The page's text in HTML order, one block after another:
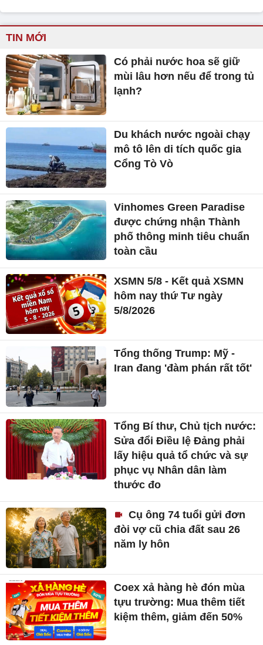
TIN MỚI
Có phải nước hoa sẽ giữ
mùi lâu hơn nếu để trong tủ
lạnh?
Du khách nước ngoài chạy
mô tô lên di tích quốc gia
Cổng Tò Vò
Vinhomes Green Paradise
được chứng nhận Thành
phố thông minh tiêu chuẩn
toàn cầu
XSMN 5/8 - Kết quả XSMN
hôm nay thứ Tư ngày
5/8/2026
Tổng thống Trump: Mỹ -
Iran đang 'đàm phán rất tốt'
Tổng Bí thư, Chủ tịch nước:
Sửa đổi Điều lệ Đảng phải
lấy hiệu quả tổ chức và sự
phục vụ Nhân dân làm
thước đo
Cụ ông 74 tuổi gửi đơn
đòi vợ cũ chia đất sau 26
năm ly hôn
Coex xả hàng hè đón mùa
tựu trường: Mua thêm tiết
kiệm thêm, giảm đến 50%